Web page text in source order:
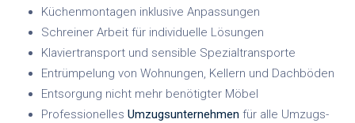
Küchenmontagen inklusive Anpassungen
Schreiner Arbeit für individuelle Lösungen
Klaviertransport und sensible Spezialtransporte
Entrümpelung von Wohnungen, Kellern und Dachböden
Entsorgung nicht mehr benötigter Möbel
Professionelles Umzugsunternehmen für alle Umzugs-